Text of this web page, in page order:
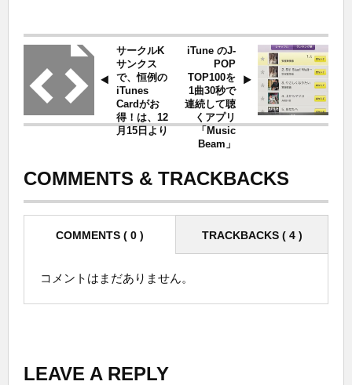
サークルK
サンクス
で、恒例の
iTunes
Cardがお
得！は、12
月15日より
iTune のJ-
POP
TOP100を
1曲30秒で
連続して聴
くアプリ
「Music
Beam」
COMMENTS & TRACKBACKS
COMMENTS ( 0 ) TRACKBACKS ( 4 )
コメントはまだありません。
LEAVE A REPLY